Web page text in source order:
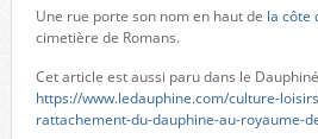
Une rue porte son nom en haut de la côte
cimetière de Romans.
Cet article est aussi paru dans le
https://www.ledauphine.com/culture-
rattachement-du-dauphine-au-royaume-